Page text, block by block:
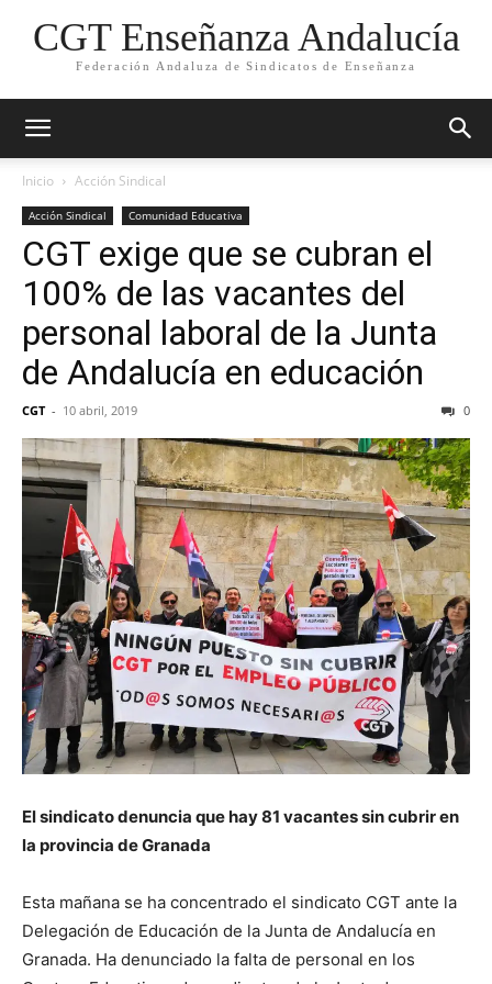
CGT Enseñanza Andalucía
Federación Andaluza de Sindicatos de Enseñanza
Inicio Acción Sindical
Acción Sindical Comunidad Educativa
CGT exige que se cubran el
100% de las vacantes del
personal laboral de la Junta
de Andalucía en educación
CGT - 10 abril, 2019 0
El sindicato denuncia que hay 81 vacantes sin cubrir en
la provincia de Granada
Esta mañana se ha concentrado el sindicato CGT ante la
Delegación de Educación de la Junta de Andalucía en
Granada. Ha denunciado la falta de personal en los